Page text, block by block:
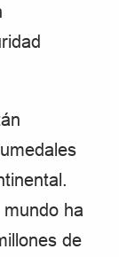
ha
de